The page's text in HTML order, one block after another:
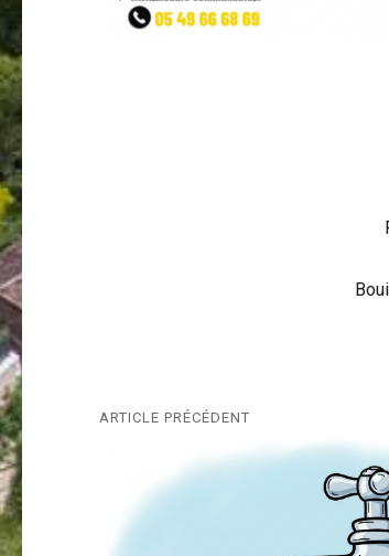
Navigation
l’article
ARTICLE PRÉCÉDENT